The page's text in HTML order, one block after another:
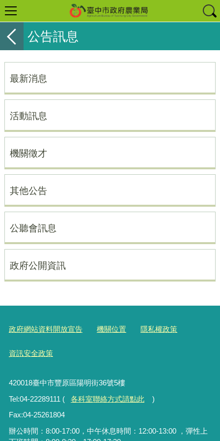
公告訊息
最新消息
活動訊息
機關徵才
其他公告
公聽會訊息
政府公開資訊
政府網站資料開放宣告 機關位置 隱私權政策
資訊安全政策
420018臺中市豐原區陽明街36號5樓
Tel:04-22289111 (
各科室聯絡方式請點此
)
Fax:04-25261804
辦公時間：8:00-17:00，中午休息時間：12:00-13:00 ，彈性上